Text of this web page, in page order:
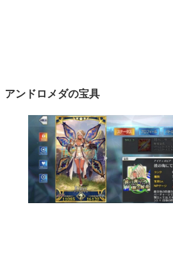
アンドロメダの宝具